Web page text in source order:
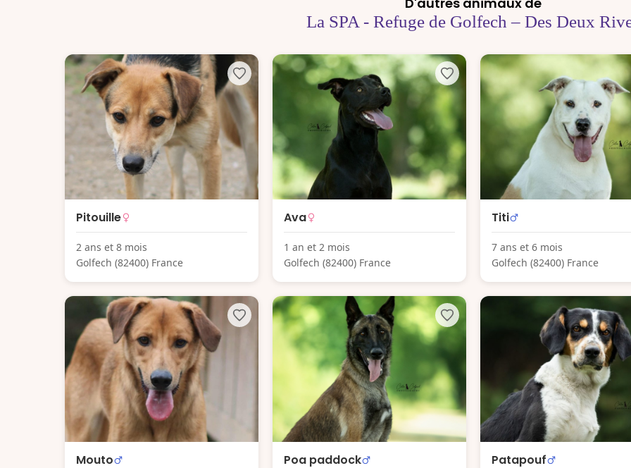
La SPA - Refuge de Golfech – Des Deux
Pitouille
2 ans et 8 mois
Golfech (82400) France
Ava
1 an et 2 mois
Golfech (82400) France
Titi
7 ans et 6 mois
Golfech (82400) France
Mouto Poa paddock Patapouf